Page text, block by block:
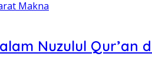
Nuzulul Qur’an